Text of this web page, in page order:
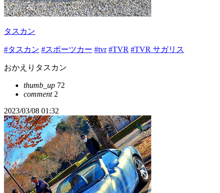
タスカン
#タスカン #スポーツカー #tvr #TVR #TVR サガリス
おかえりタスカン
thumb_up 72
comment2
2023/03/08 01:32